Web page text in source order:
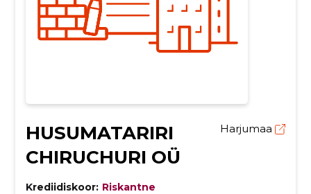
HUSUMATARIRI
CHIRUCHURI OÜ
Harjumaa
Krediidiskoor: Riskantne